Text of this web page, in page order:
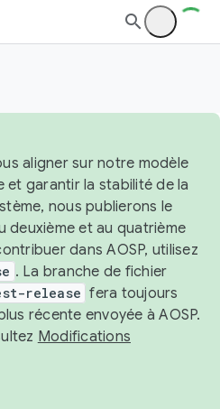
aligner sur notre modèle
et garantir la stabilité de la
nous publierons le
deuxième et au quatrième
dans AOSP, utilisez
. La branche de fichier
release fera toujours
récente envoyée à AOSP.
Modifications